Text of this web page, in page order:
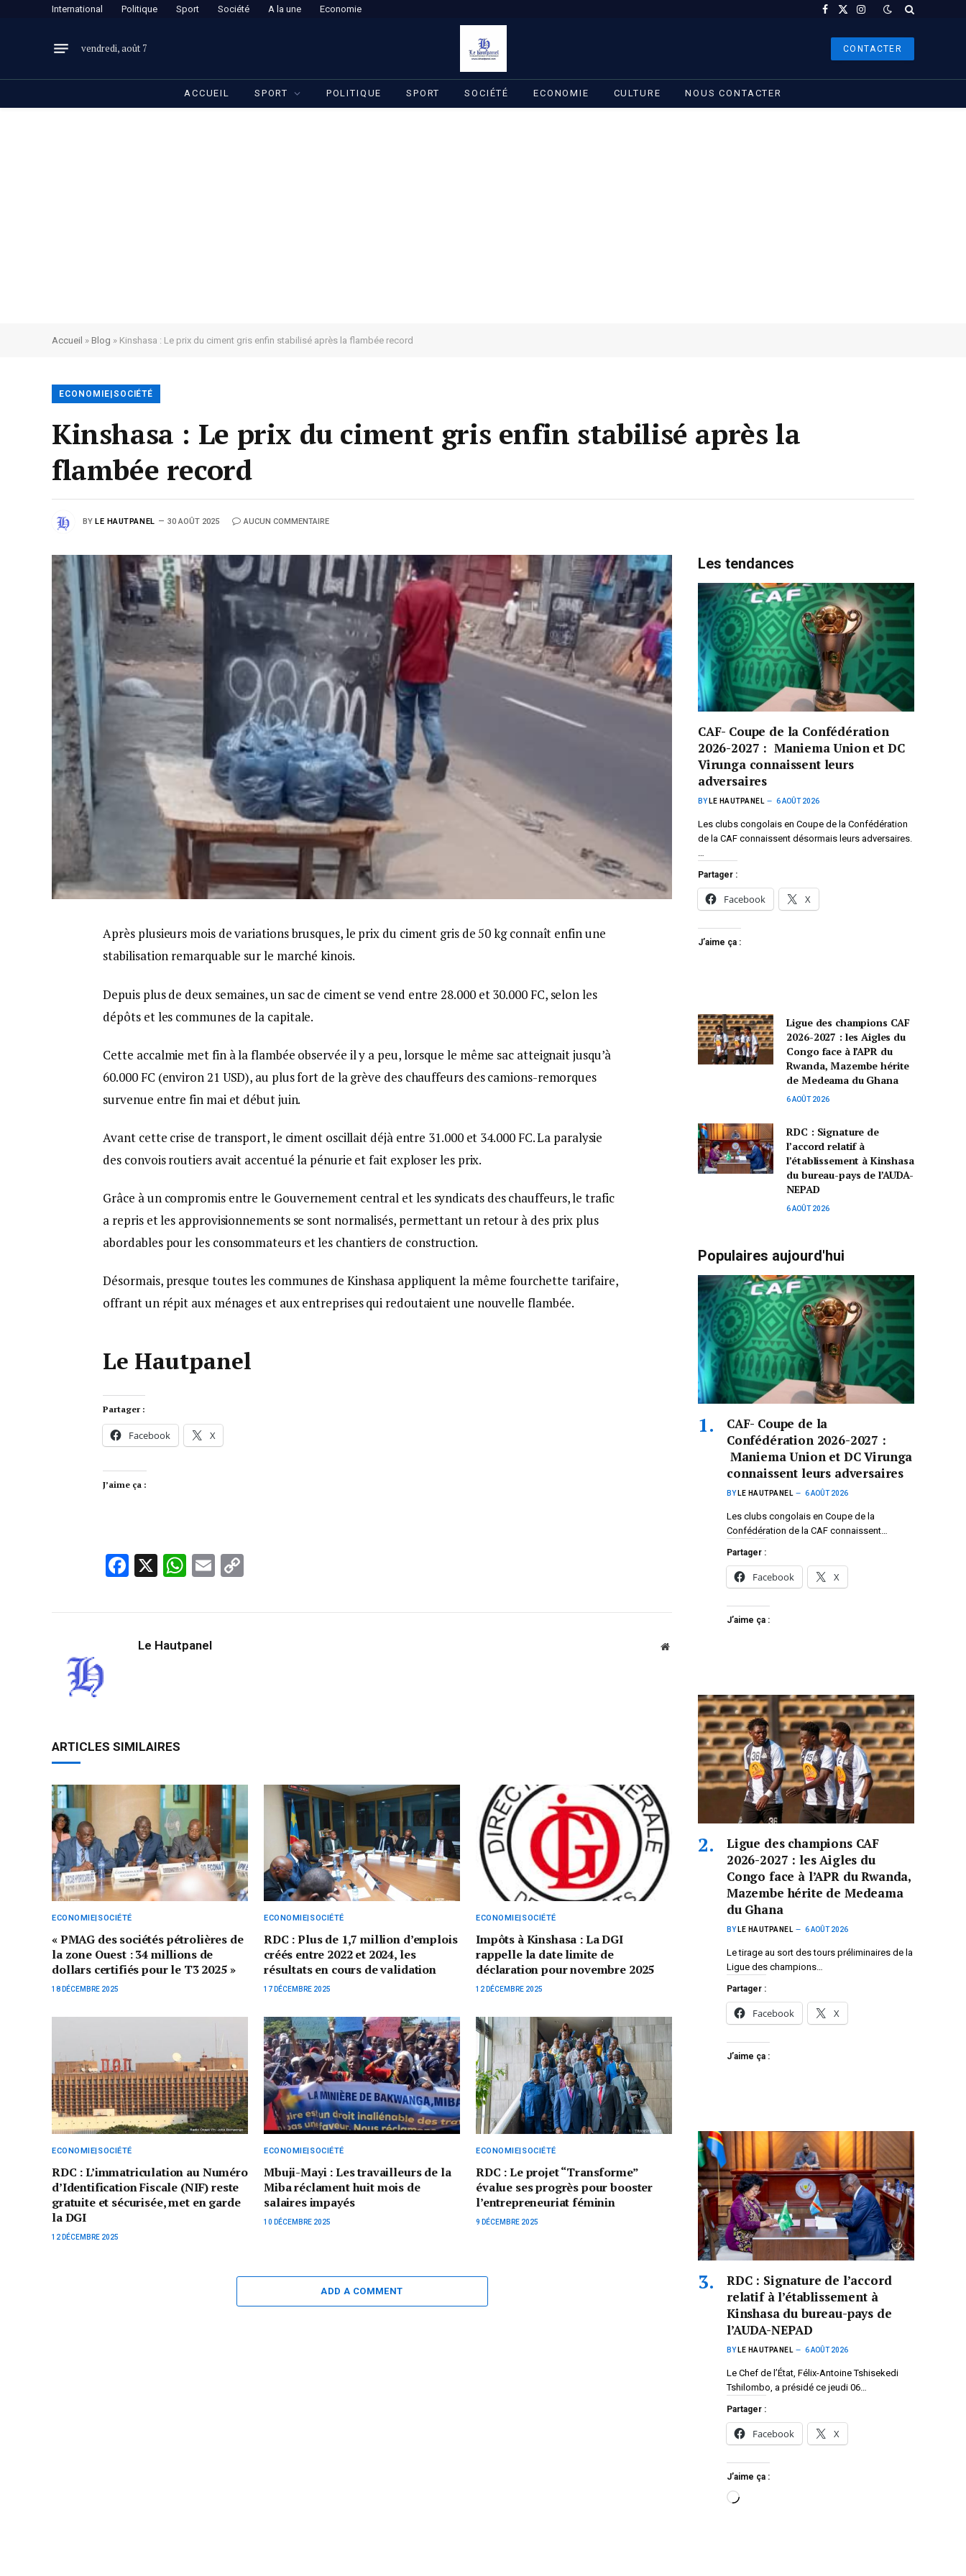
International Politique Sport Société A la une Economie Facebook
X
Instagram
vendredi, août 7 CONTACTER
ACCUEIL SPORT POLITIQUE SPORT SOCIÉTÉ ECONOMIE CULTURE NOUS CONTACTER
Accueil » Blog » Kinshasa : Le prix du ciment gris enfin stabilisé après la flambée record
ECONOMIE|SOCIÉTÉ
Kinshasa : Le prix du ciment gris enfin stabilisé après la
flambée record
BY LE HAUTPANEL 30 AOÛT 2025 AUCUN COMMENTAIRE
Après plusieurs mois de variations brusques, le prix du ciment gris de 50 kg connaît enfin une
stabilisation remarquable sur le marché kinois.
Depuis plus de deux semaines, un sac de ciment se vend entre 28.000 et 30.000 FC, selon les
dépôts et les communes de la capitale.
Cette accalmie met fin à la flambée observée il y a peu, lorsque le même sac atteignait jusqu’à
60.000 FC (environ 21 USD), au plus fort de la grève des chauffeurs des camions-remorques
survenue entre fin mai et début juin.
Avant cette crise de transport, le ciment oscillait déjà entre 31.000 et 34.000 FC. La paralysie
des convois routiers avait accentué la pénurie et fait exploser les prix.
Grâce à un compromis entre le Gouvernement central et les syndicats des chauffeurs, le trafic
a repris et les approvisionnements se sont normalisés, permettant un retour à des prix plus
abordables pour les consommateurs et les chantiers de construction.
Désormais, presque toutes les communes de Kinshasa appliquent la même fourchette tarifaire,
offrant un répit aux ménages et aux entreprises qui redoutaient une nouvelle flambée.
Le Hautpanel
Partager :
Facebook X
J’aime ça :
Facebook
X WhatsApp
Email
Le Hautpanel Website
ARTICLES SIMILAIRES
ECONOMIE|SOCIÉTÉ
« PMAG des sociétés pétrolières de
la zone Ouest : 34 millions de
dollars certifiés pour le T3 2025 »
18 DÉCEMBRE 2025
ECONOMIE|SOCIÉTÉ
RDC : Plus de 1,7 million d’emplois
créés entre 2022 et 2024, les
résultats en cours de validation
17 DÉCEMBRE 2025
ECONOMIE|SOCIÉTÉ
Impôts à Kinshasa : La DGI
rappelle la date limite de
déclaration pour novembre 2025
12 DÉCEMBRE 2025
ECONOMIE|SOCIÉTÉ
RDC : L’immatriculation au Numéro
d’Identification Fiscale (NIF) reste
gratuite et sécurisée, met en garde
la DGI
12 DÉCEMBRE 2025
ECONOMIE|SOCIÉTÉ
Mbuji-Mayi : Les travailleurs de la
Miba réclament huit mois de
salaires impayés
10 DÉCEMBRE 2025
ECONOMIE|SOCIÉTÉ
RDC : Le projet “Transforme”
évalue ses progrès pour booster
l’entrepreneuriat féminin
9 DÉCEMBRE 2025
ADD A COMMENT
Les tendances
CAF- Coupe de la Confédération
2026-2027 : Maniema Union et DC
Virunga connaissent leurs
adversaires
BY LE HAUTPANEL 6 AOÛT 2026
Les clubs congolais en Coupe de la Confédération
de la CAF connaissent désormais leurs adversaires.
…
Partager :
Facebook X
J’aime ça :
Ligue des champions CAF
2026-2027 : les Aigles du
Congo face à l’APR du
Rwanda, Mazembe hérite
de Medeama du Ghana
6 AOÛT 2026
RDC : Signature de
l’accord relatif à
l’établissement à Kinshasa
du bureau-pays de l’AUDA-
NEPAD
6 AOÛT 2026
Populaires aujourd'hui
CAF- Coupe de la
Confédération 2026-2027 :
Maniema Union et DC Virunga
connaissent leurs adversaires
BY LE HAUTPANEL 6 AOÛT 2026
Les clubs congolais en Coupe de la
Confédération de la CAF connaissent…
Partager :
Facebook X
J’aime ça :
Ligue des champions CAF
2026-2027 : les Aigles du
Congo face à l’APR du Rwanda,
Mazembe hérite de Medeama
du Ghana
BY LE HAUTPANEL 6 AOÛT 2026
Le tirage au sort des tours préliminaires de la
Ligue des champions…
Partager :
Facebook X
J’aime ça :
RDC : Signature de l’accord
relatif à l’établissement à
Kinshasa du bureau-pays de
l’AUDA-NEPAD
BY LE HAUTPANEL 6 AOÛT 2026
Le Chef de l’État, Félix-Antoine Tshisekedi
Tshilombo, a présidé ce jeudi 06…
Partager :
Facebook X
J’aime ça :